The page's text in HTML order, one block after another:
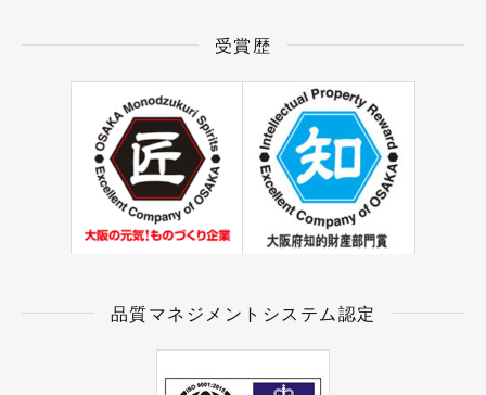
受賞歴
品質マネジメントシステム認定